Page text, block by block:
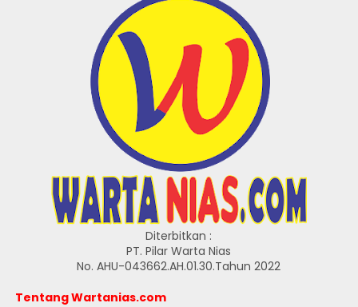
Diterbitkan :
PT. Pilar Warta Nias
No. AHU-043662.AH.01.30.Tahun 2022
Tentang Wartanias.com